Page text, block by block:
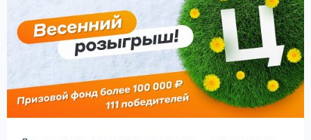
вопрос
даю
согласие
личных
данных